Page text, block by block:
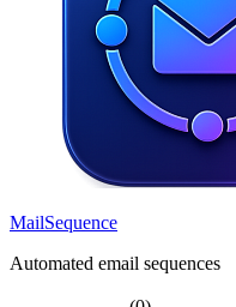
MailSequence
Automated email sequences